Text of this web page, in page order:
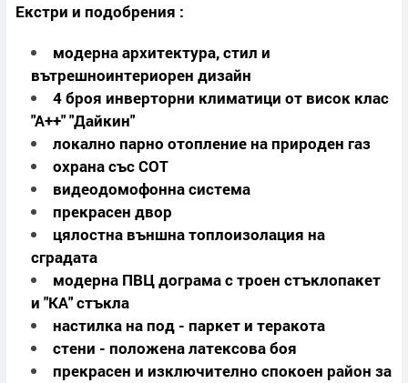
Екстри и подобрения :
модерна архитектура, стил и
вътрешноинтериорен дизайн
4 броя инверторни климатици от висок клас
"А++" "Дайкин"
локално парно отопление на природен газ
охрана със СОТ
видеодомофонна система
прекрасен двор
цялостна външна топлоизолация на
сградата
модерна ПВЦ дограма с троен стъклопакет
и "КА" стъкла
настилка на под - паркет и теракота
стени - положена латексова боя
прекрасен и изключително спокоен район за